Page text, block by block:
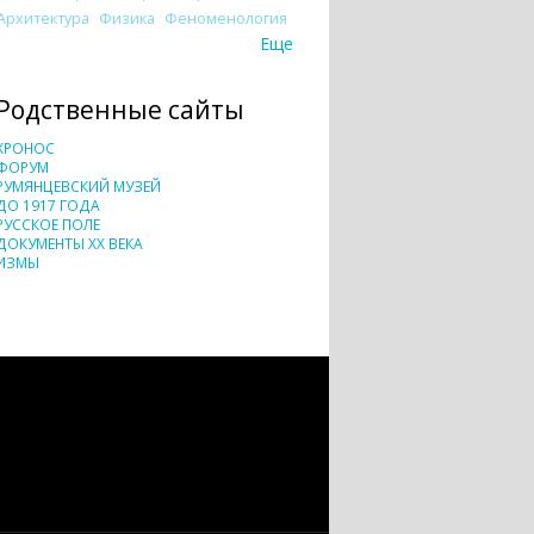
Физика Феноменология
Еще
сайты
МУЗЕЙ
1917 ГОДА
ПОЛЕ
XX ВЕКА